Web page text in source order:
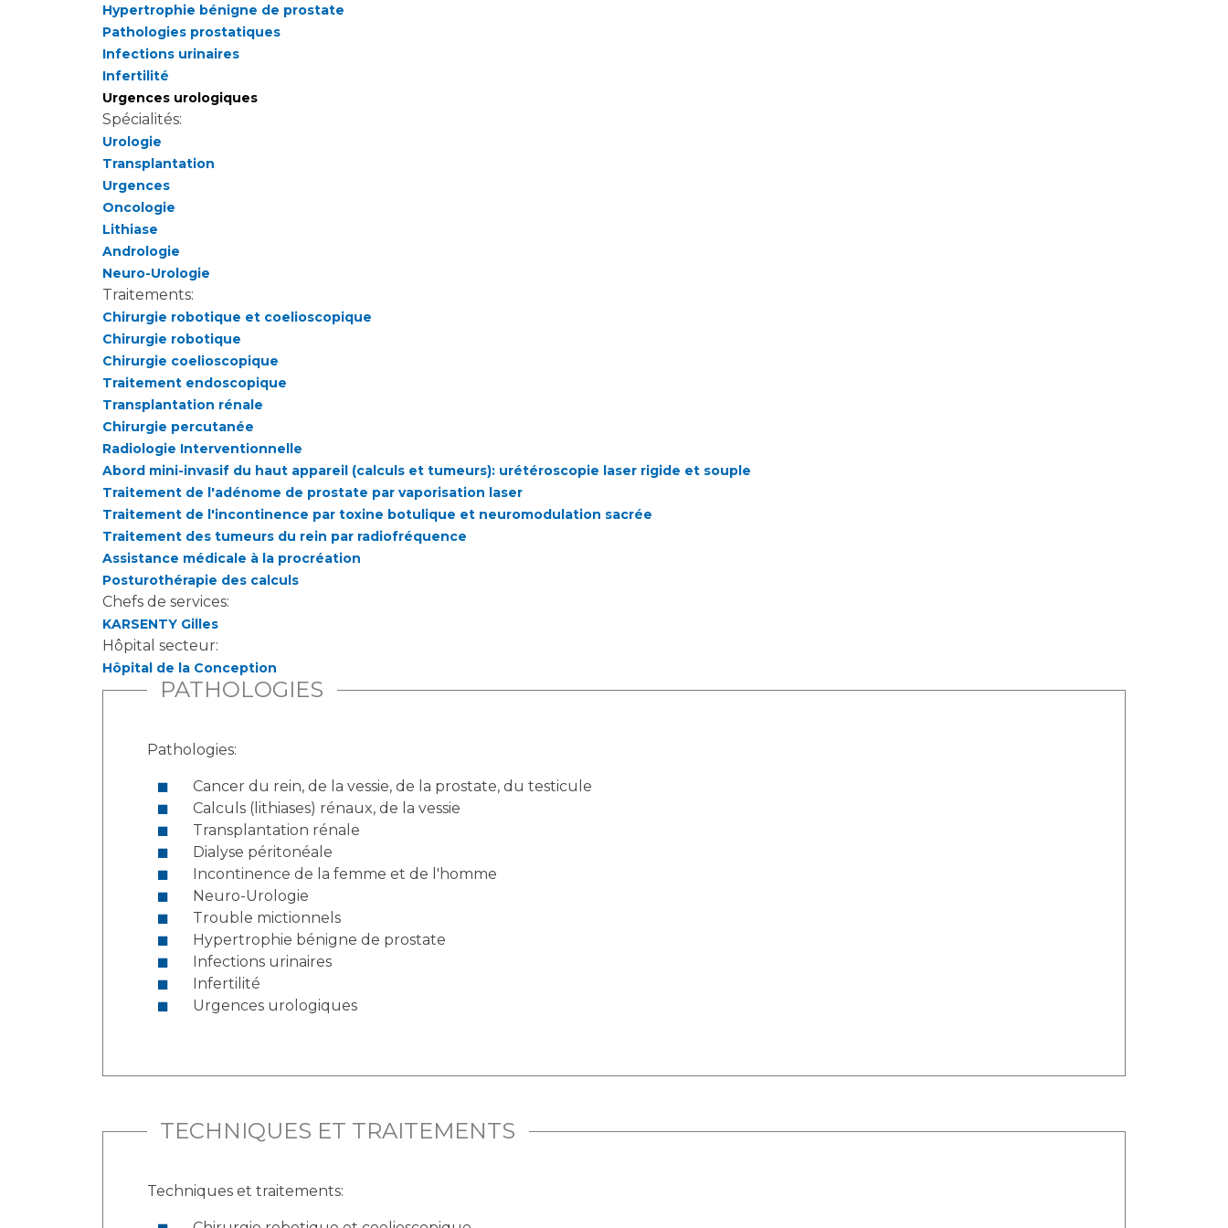
Hypertrophie bénigne de prostate
Pathologies prostatiques
Infections urinaires
Infertilité
Urgences urologiques
Spécialités:
Urologie
Transplantation
Urgences
Oncologie
Lithiase
Andrologie
Neuro-Urologie
Traitements:
Chirurgie robotique et coelioscopique
Chirurgie robotique
Chirurgie coelioscopique
Traitement endoscopique
Transplantation rénale
Chirurgie percutanée
Radiologie Interventionnelle
Abord mini-invasif du haut appareil (calculs et tumeurs): urétéroscopie laser rigide et souple
Traitement de l'adénome de prostate par vaporisation laser
Traitement de l'incontinence par toxine botulique et neuromodulation sacrée
Traitement des tumeurs du rein par radiofréquence
Assistance médicale à la procréation
Posturothérapie des calculs
Chefs de services:
KARSENTY Gilles
Hôpital secteur:
Hôpital de la Conception
PATHOLOGIES
Pathologies:
Cancer du rein, de la vessie, de la prostate, du testicule
Calculs (lithiases) rénaux, de la vessie
Transplantation rénale
Dialyse péritonéale
Incontinence de la femme et de l'homme
Neuro-Urologie
Trouble mictionnels
Hypertrophie bénigne de prostate
Infections urinaires
Infertilité
Urgences urologiques
TECHNIQUES ET TRAITEMENTS
Techniques et traitements: